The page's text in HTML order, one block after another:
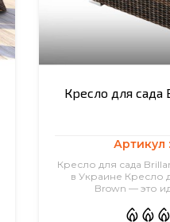
Кресло для
Артикул :
Кресло для сада
в Украине Кресло
Brown — это